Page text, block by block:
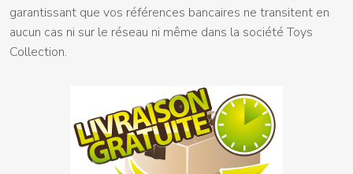
garantissant que vos références bancaires ne transitent en
aucun cas ni sur le réseau ni même dans la société Toys
Collection.